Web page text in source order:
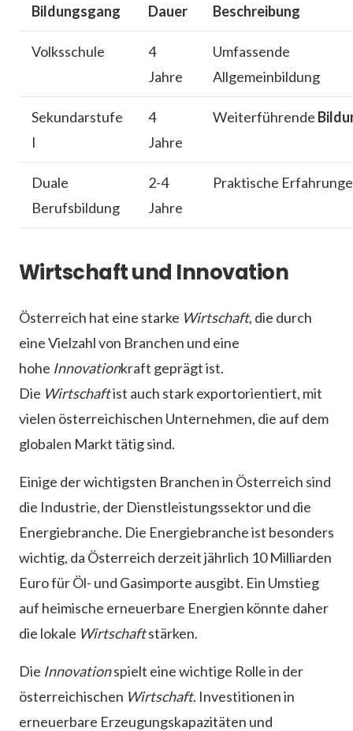
Bildungsgang Dauer Beschreibung
Volksschule
4
Jahre
Umfassende
Allgemeinbildung
Sekundarstufe
I
4
Jahre
Weiterführende
Duale
Berufsbildung
2-4
Jahre
Praktische
Wirtschaft und Innovation
Österreich hat eine starke Wirtschaft, die durch
eine Vielzahl von Branchen und eine
hohe Innovationkraft geprägt ist.
Die Wirtschaftist auch stark exportorientiert, mit
vielen österreichischen Unternehmen, die auf dem
globalen Markt tätig sind.
Einige der wichtigsten Branchen in Österreich sind
die Industrie, der Dienstleistungssektor und die
Energiebranche. Die Energiebranche ist besonders
wichtig, da Österreich derzeit jährlich 10 Milliarden
Euro für Öl- und Gasimporte ausgibt. Ein Umstieg
auf heimische erneuerbare Energien könnte daher
die lokale Wirtschaftstärken.
Die Innovationspielt eine wichtige Rolle in der
österreichischen Wirtschaft. Investitionen in
erneuerbare Erzeugungskapazitäten und